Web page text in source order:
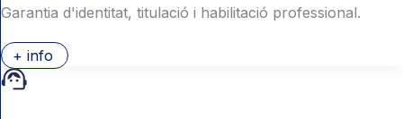
Garantia d'identitat, titulació i habilitació professional.
+ info